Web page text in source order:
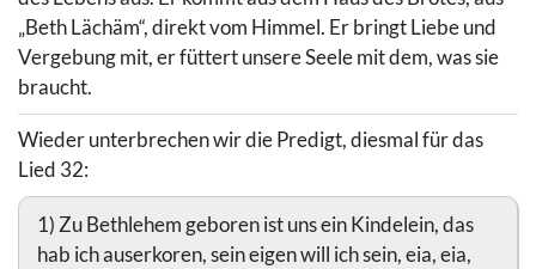
„Beth Lächäm“, direkt vom Himmel. Er bringt Liebe und
Vergebung mit, er füttert unsere Seele mit dem, was sie
braucht.
Wieder unterbrechen wir die Predigt, diesmal für das
Lied 32:
1) Zu Bethlehem geboren ist uns ein Kindelein, das
hab ich auserkoren, sein eigen will ich sein, eia, eia,